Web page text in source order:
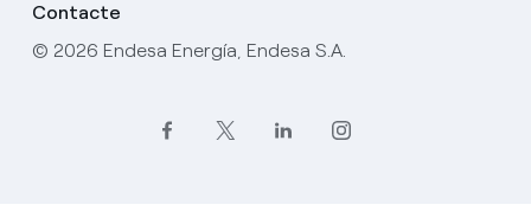
Contacte
© 2026 Endesa Energía, Endesa S.A.